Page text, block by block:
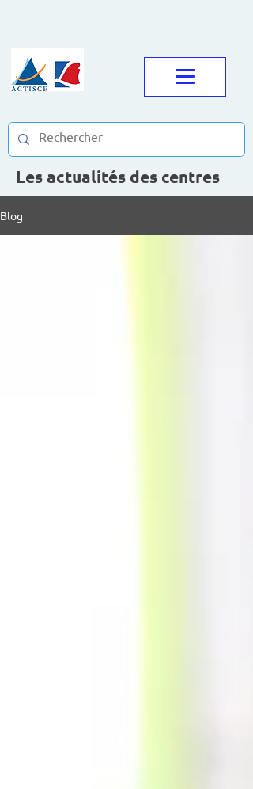
Les actualités des centres
Blog